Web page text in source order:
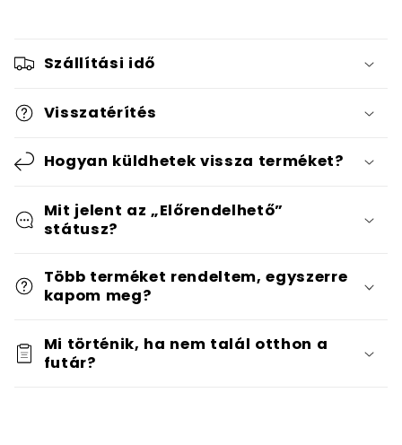
Szállítási idő
Visszatérítés
Hogyan küldhetek vissza terméket?
Mit jelent az „Előrendelhető”
státusz?
Több terméket rendeltem, egyszerre
kapom meg?
Mi történik, ha nem talál otthon a
futár?